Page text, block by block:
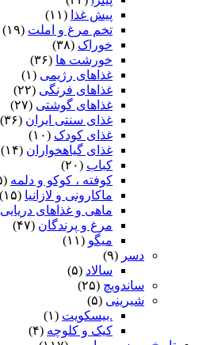
پیش غذا (۱۱)
تخم مرغ و املت (۱۹)
خوراک (۳۸)
خورشت ها (۳۶)
غذاهای رژیمی (۱)
غذاهای فرنگی (۲۲)
غذاهای گوشتی (۲۷)
غذای سنتی ایران (۳۶)
غذای کودک (۱۰)
غذای گیاهخواران (۱۴)
کباب (۲۰)
کوفته ، کوکو و دلمه (۴۵)
ماکارونی و لازانیا (۱۵)
ماهی و غذاهای دریایی
مرغ و پرندگان (۴۷)
میگو (۱۱)
دسر (۹)
سالاد (۵)
ساندویچ (۲۵)
شیرینی (۵)
.بیسکویت (۱)
کیک و کلوچه (۴)